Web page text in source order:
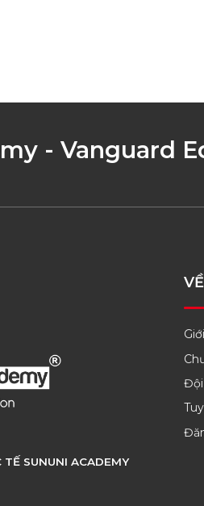
- Vanguard
SUNUNI ACADEMY
Đội